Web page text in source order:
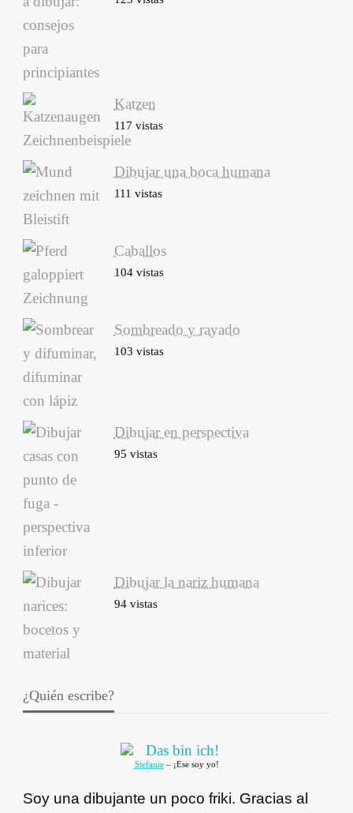
Katzen
117 vistas
Dibujar una boca humana
111 vistas
Caballos
104 vistas
Sombreado y rayado
103 vistas
Dibujar en perspectiva
95 vistas
Dibujar la nariz humana
94 vistas
¿Quién escribe?
Stefanie– ¡Ese soy yo!
Soy una dibujante un poco friki. Gracias al